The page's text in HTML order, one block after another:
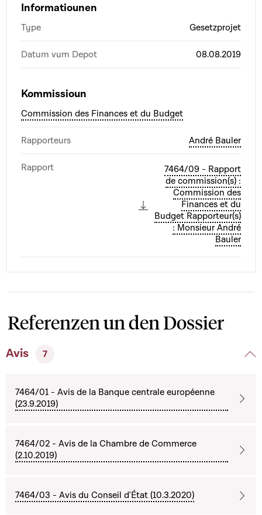
Informatiounen
Type Gesetzprojet
Datum vum Depot 08.08.2019
Kommissioun
Commission des Finances et du Budget
Rapporteurs André Bauler
Rapport
7464/09 - Rapport
de commission(s) :
Commission des
Finances et du
Budget Rapporteur(s)
: Monsieur André
Bauler
Referenzen un den Dossier
Avis 7
7464/01 - Avis de la Banque centrale européenne
(23.9.2019)
7464/02 - Avis de la Chambre de Commerce
(2.10.2019)
7464/03 - Avis du Conseil d'État (10.3.2020)